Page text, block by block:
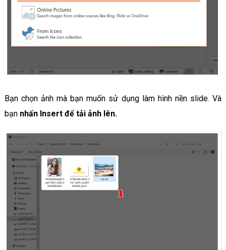
Bạn chọn ảnh mà bạn muốn sử dụng làm hình nền slide. Và
bạn nhấn Insert để tải ảnh lên.